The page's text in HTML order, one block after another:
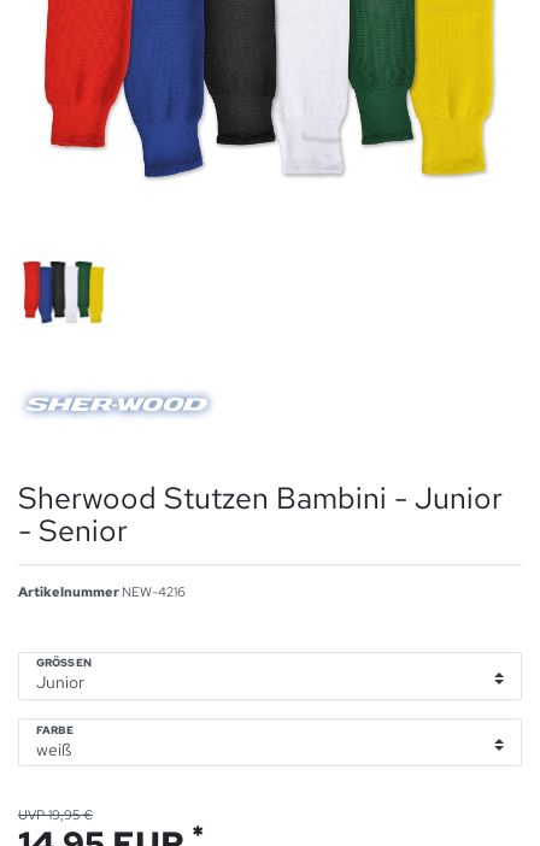
Sherwood Stutzen Bambini - Junior
- Senior
Artikelnummer NEW-4216
GRÖSSEN
FARBE
UVP 19,95 €
*